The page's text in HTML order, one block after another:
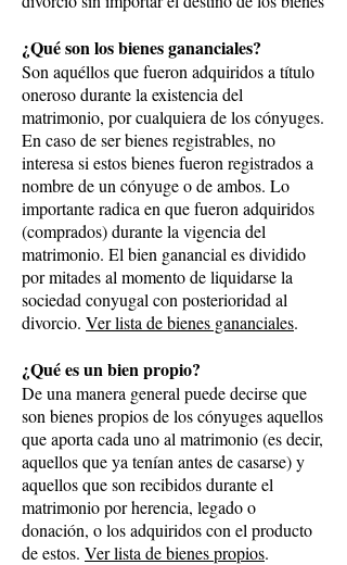
¿Qué son los bienes gananciales?
Son aquéllos que fueron adquiridos a título
oneroso durante la existencia del
matrimonio, por cualquiera de los cónyuges.
En caso de ser bienes registrables, no
interesa si estos bienes fueron registrados a
nombre de un cónyuge o de ambos. Lo
importante radica en que fueron adquiridos
(comprados) durante la vigencia del
matrimonio. El bien ganancial es dividido
por mitades al momento de liquidarse la
sociedad conyugal con posterioridad al
divorcio. Ver lista de bienes gananciales.
¿Qué es un bien propio?
De una manera general puede decirse que
son bienes propios de los cónyuges aquellos
que aporta cada uno al matrimonio (es decir,
aquellos que ya tenían antes de casarse) y
aquellos que son recibidos durante el
matrimonio por herencia, legado o
donación, o los adquiridos con el producto
de estos. Ver lista de bienes propios.